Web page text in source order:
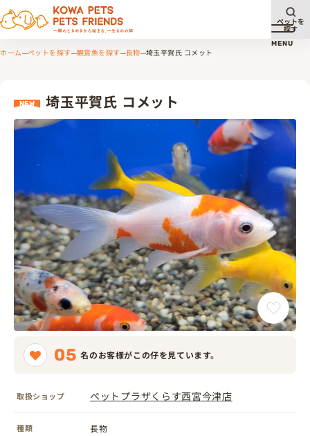
メニ
MENU
ペットを
探す
ホーム ペットを探す 観賞魚を探す 長物 埼玉平賀氏 コメット
NEW 埼玉平賀氏 コメット
05 名のお客様がこの仔を見ています。
取扱ショップ ペットプラザくらす西宮今津店
種類 長物